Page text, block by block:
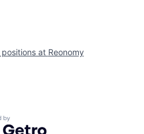
positions at Reonomy
by Getro.com